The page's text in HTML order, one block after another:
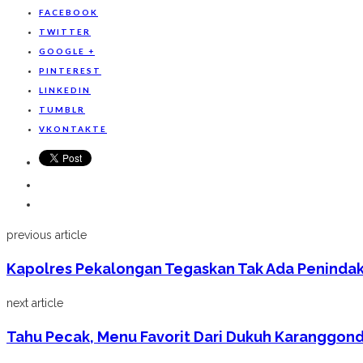
FACEBOOK
TWITTER
GOOGLE +
PINTEREST
LINKEDIN
TUMBLR
VKONTAKTE
previous article
Kapolres Pekalongan Tegaskan Tak Ada
next article
Tahu Pecak, Menu Favorit Dari Dukuh